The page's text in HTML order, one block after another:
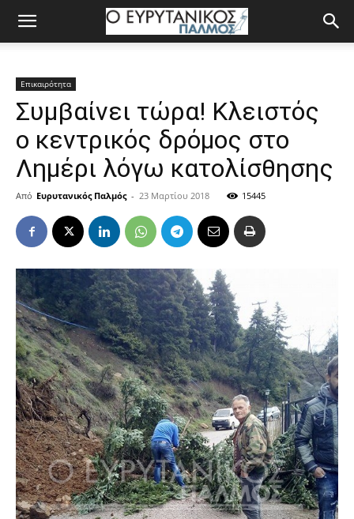
Επικαιρότητα
Συμβαίνει τώρα! Κλειστός
ο κεντρικός δρόμος στο
Λημέρι λόγω κατολίσθησης
Από Ευρυτανικός Παλμός - 23 Μαρτίου 2018 15445